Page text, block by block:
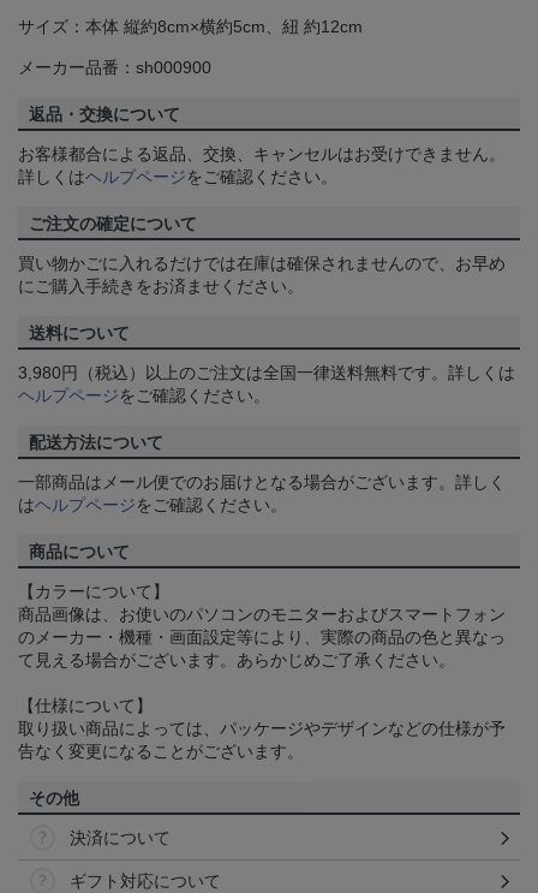
サイズ：本体 縦約8cm×横約5cm、紐 約12cm
メーカー品番：sh000900
返品・交換について
お客様都合による返品、交換、キャンセルはお受けできません。
詳しくはヘルプページをご確認ください。
ご注文の確定について
買い物かごに入れるだけでは在庫は確保されませんので、お早め
にご購入手続きをお済ませください。
送料について
3,980円（税込）以上のご注文は全国一律送料無料です。詳しくは
ヘルプページをご確認ください。
配送方法について
一部商品はメール便でのお届けとなる場合がございます。詳しく
はヘルプページをご確認ください。
商品について
【カラーについて】
商品画像は、お使いのパソコンのモニターおよびスマートフォン
のメーカー・機種・画面設定等により、実際の商品の色と異なっ
て見える場合がございます。あらかじめご了承ください。
【仕様について】
取り扱い商品によっては、パッケージやデザインなどの仕様が予
告なく変更になることがございます。
その他
決済について
ギフト対応について